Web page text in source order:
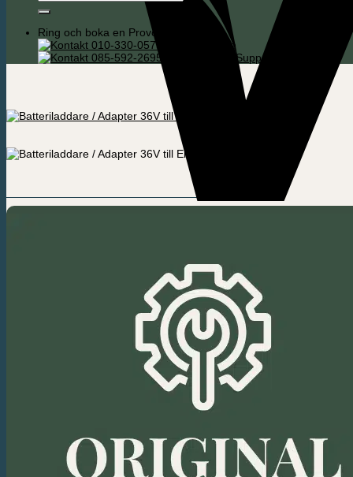
efter:
Ring och boka en Provcykling
010-330-0575 Södra Sverige
085-592-2695 Köpenhamn / Support